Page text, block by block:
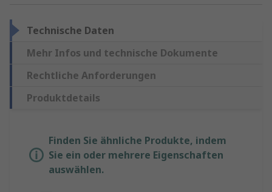
Technische Daten
Mehr Infos und technische Dokumente
Rechtliche Anforderungen
Produktdetails
Finden Sie ähnliche Produkte, indem
Sie ein oder mehrere Eigenschaften
auswählen.